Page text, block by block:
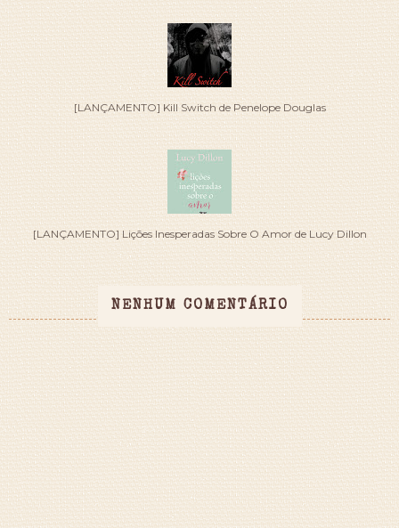
[LANÇAMENTO] Kill Switch de Penelope Douglas
[LANÇAMENTO] Lições Inesperadas Sobre O Amor de Lucy Dillon
NENHUM COMENTÁRIO